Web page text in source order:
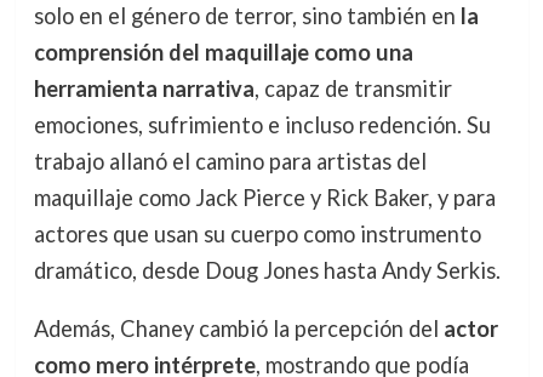
solo en el género de terror, sino también en la
comprensión del maquillaje como una
herramienta narrativa, capaz de transmitir
emociones, sufrimiento e incluso redención. Su
trabajo allanó el camino para artistas del
maquillaje como Jack Pierce y Rick Baker, y para
actores que usan su cuerpo como instrumento
dramático, desde Doug Jones hasta Andy Serkis.
Además, Chaney cambió la percepción del actor
como mero intérprete, mostrando que podía